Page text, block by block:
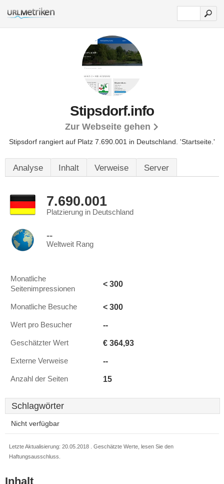
Stipsdorf.info
Zur Webseite gehen
Stipsdorf rangiert auf Platz 7.690.001 in Deutschland. 'Startseite.'
Analyse Inhalt Verweise Server
7.690.001
Platzierung in Deutschland
--
Weltweit Rang
Monatliche
Seitenimpressionen
< 300
Monatliche Besuche < 300
Wert pro Besucher --
Geschätzter Wert € 364,93
Externe Verweise --
Anzahl der Seiten 15
Schlagwörter
Nicht verfügbar
Letzte Aktualisierung: 20.05.2018 . Geschätzte Werte, lesen Sie den
Haftungsausschluss.
Inhalt